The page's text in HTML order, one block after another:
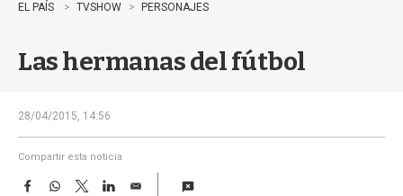
EL PAÍS TVSHOW PERSONAJES
Las hermanas del fútbol
28/04/2015, 14:56
Compartir esta noticia
F
W
T
L
E